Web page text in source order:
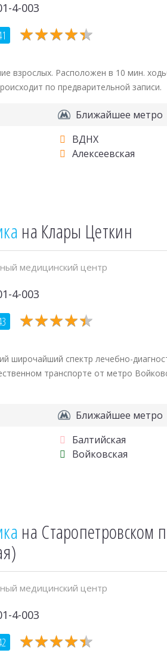
4-003
★★★★★
★★★★★
взрослых. Расположен в 10 мин.
по предварительной записи.
Ближайшее метро
ВДНХ
Алексеевская
на Клары Цеткин
медицинский центр
4-003
★★★★★
★★★★★
спектр лечебно-
транспорте от метро
Ближайшее метро
Балтийская
Войковская
на Старопетровском
медицинский центр
4-003
★★★★★
★★★★★